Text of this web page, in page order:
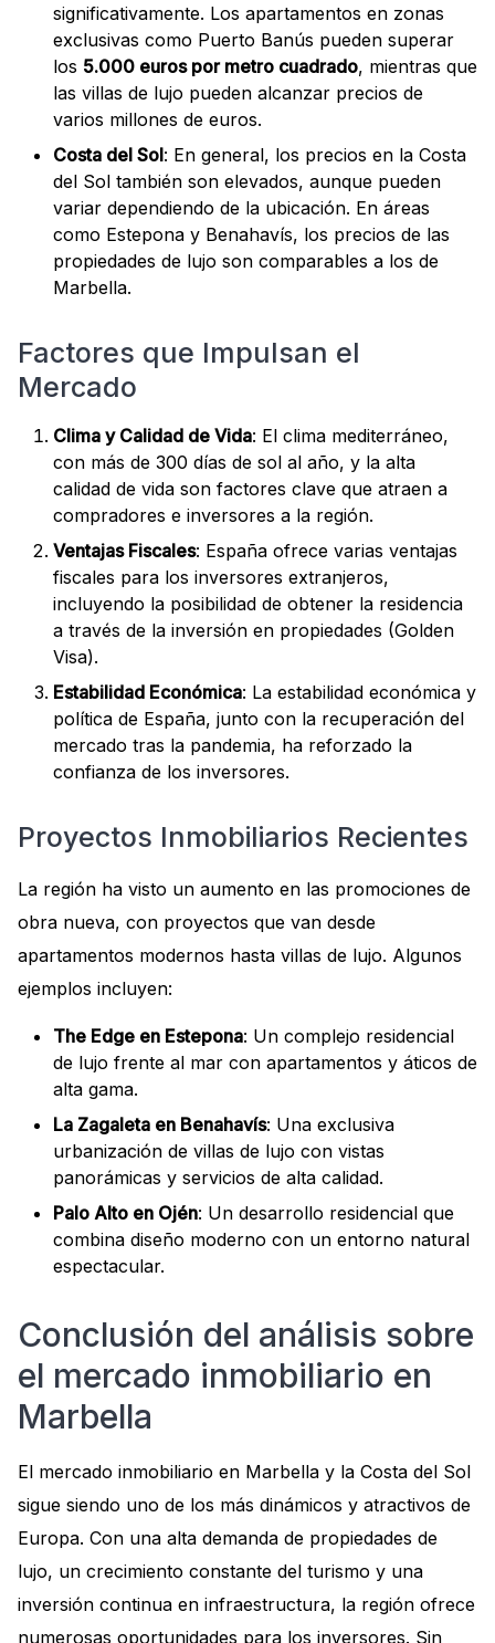
significativamente. Los apartamentos en zonas
exclusivas como Puerto Banús pueden superar
los 5.000 euros por metro cuadrado, mientras que
las villas de lujo pueden alcanzar precios de
varios millones de euros.
Costa del Sol: En general, los precios en la Costa
del Sol también son elevados, aunque pueden
variar dependiendo de la ubicación. En áreas
como Estepona y Benahavís, los precios de las
propiedades de lujo son comparables a los de
Marbella.
Factores que Impulsan el
Mercado
Clima y Calidad de Vida: El clima mediterráneo,
con más de 300 días de sol al año, y la alta
calidad de vida son factores clave que atraen a
compradores e inversores a la región.
Ventajas Fiscales: España ofrece varias ventajas
fiscales para los inversores extranjeros,
incluyendo la posibilidad de obtener la residencia
a través de la inversión en propiedades (Golden
Visa).
Estabilidad Económica: La estabilidad económica y
política de España, junto con la recuperación del
mercado tras la pandemia, ha reforzado la
confianza de los inversores.
Proyectos Inmobiliarios Recientes
La región ha visto un aumento en las promociones de
obra nueva, con proyectos que van desde
apartamentos modernos hasta villas de lujo. Algunos
ejemplos incluyen:
The Edge en Estepona: Un complejo residencial
de lujo frente al mar con apartamentos y áticos de
alta gama.
La Zagaleta en Benahavís: Una exclusiva
urbanización de villas de lujo con vistas
panorámicas y servicios de alta calidad.
Palo Alto en Ojén: Un desarrollo residencial que
combina diseño moderno con un entorno natural
espectacular.
Conclusión del análisis sobre
el mercado inmobiliario en
Marbella
El mercado inmobiliario en Marbella y la Costa del Sol
sigue siendo uno de los más dinámicos y atractivos de
Europa. Con una alta demanda de propiedades de
lujo, un crecimiento constante del turismo y una
inversión continua en infraestructura, la región ofrece
numerosas oportunidades para los inversores. Sin